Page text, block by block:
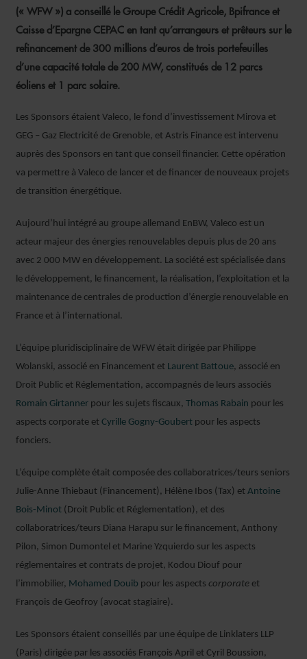
(« WFW ») a conseillé le Groupe Crédit Agricole, Bpifrance et
Caisse d’Epargne CEPAC en tant qu’arrangeurs et prêteurs sur le
refinancement de 300 millions d’euros de trois portefeuilles
d’une capacité totale de 200 MW, constitués de 12 parcs
éoliens et 1 parc solaire.
Les Sponsors étaient Valeco, le fond d’investissement Mirova et
GEG – Gaz Electricité de Grenoble, et Astris Finance est intervenu
auprès des Sponsors en tant que conseil financier. Cette opération
va permettre à Valeco de lancer et de financer de nouveaux projets
de transition énergétique.
Aujourd’hui intégré au groupe allemand EnBW, Valeco est un
acteur majeur des énergies renouvelables depuis plus de 20 ans
avec 2 000 MW en développement. La société est spécialisée dans
le développement, le financement, la réalisation, l’exploitation et la
maintenance de centrales de production d’énergie renouvelable en
France et à l’international.
L’équipe pluridisciplinaire de WFW était dirigée par Philippe
Wolanski, associé en Financement et Laurent Battoue, associé en
Droit Public et Réglementation, accompagnés de leurs associés
Romain Girtanner pour les sujets fiscaux, Thomas Rabain pour les
aspects corporate et Cyrille Gogny-Goubert pour les aspects
fonciers.
L’équipe complète était composée des collaboratrices/teurs seniors
Julie-Anne Thiebaut (Financement), Hélène Ibos (Tax) et Antoine
Bois-Minot (Droit Public et Réglementation), et des
collaboratrices/teurs Diana Harapu sur le financement, Anthony
Pilon, Simon Dumontel et Marine Yzquierdo sur les aspects
réglementaires et contrats de projet, Kodou Diouf pour
l’immobilier, Mohamed Douib pour les aspects corporate et
François de Geofroy (avocat stagiaire).
Les Sponsors étaient conseillés par une équipe de Linklaters LLP
(Paris) dirigée par les associés François April et Cyril Boussion,